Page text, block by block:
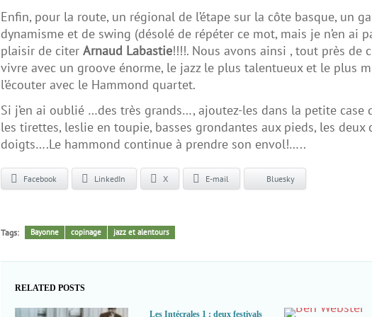
Enfin, pour la route, un régional de l’étape sur la côte basque, un
dynamisme et de swing (désolé de répéter ce mot, mais je n’en ai
plaisir de citer Arnaud Labastie!!!!. Nous avons ainsi , tout près de
vivre avec un groove énorme, le jazz le plus talentueux et le plus
l’écouter avec le Hammond quartet.
Si j’en ai oublié …des très grands…, ajoutez-les dans la petite
les tirettes, leslie en toupie, basses grondantes aux pieds, les deux
doigts….Le hammond continue à prendre son envol!…..
Facebook LinkedIn X E-mail Bluesky
Tags: Bayonne copinage jazz et alentours
RELATED POSTS
Les Intécrales 1 : deux festivals